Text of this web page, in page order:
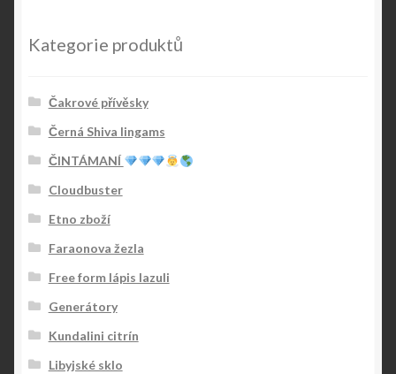
Kategorie produktů
Čakrové přívěsky
Černá Shiva lingams
ČINTÁMANÍ
Cloudbuster
Etno zboží
Faraonova žezla
Free form lápis lazuli
Generátory
Kundalini citrín
Libyjské sklo